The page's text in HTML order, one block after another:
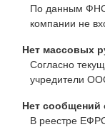
По данным
компании не
Нет массовых
Согласно
учредители
Нет сообщений
В реестре